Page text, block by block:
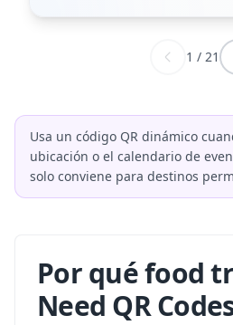
1 / 21
Usa un código QR dinámico
ubicación o el calendario de
solo conviene para destinos
Por qué food
Need QR